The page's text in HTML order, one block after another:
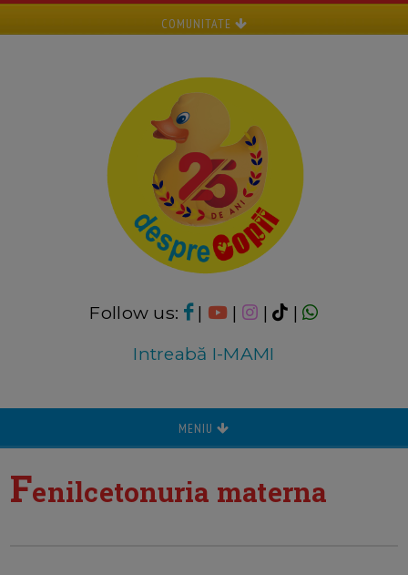
COMUNITATE
Follow us: | | |
|
Intreabă I-MAMI
MENIU
Fenilcetonuria materna